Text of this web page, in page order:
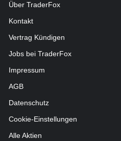
Über TraderFox
Kontakt
Vertrag Kündigen
Jobs bei TraderFox
Impressum
AGB
Datenschutz
Cookie-Einstellungen
Alle Aktien